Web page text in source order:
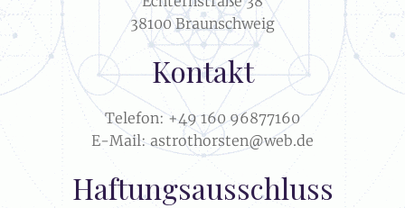
38100 Braunschweig
Kontakt
Telefon: +49 160 96877160
E-Mail: astrothorsten@web.de
Haftungsausschluss​